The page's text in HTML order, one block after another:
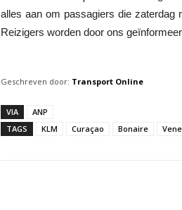
alles aan om passagiers die zaterdag
Reizigers worden door ons
Geschreven door: Transport Online
VIA
ANP
TAGS
KLM Curaçao Bonaire